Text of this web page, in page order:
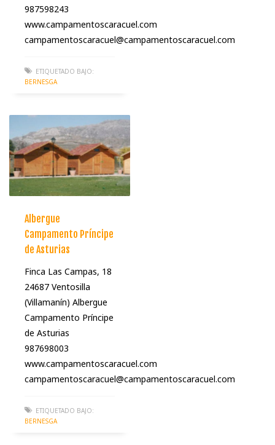
987598243
www.campamentoscaracuel.com
campamentoscaracuel@campamentoscaracuel.com
ETIQUETADO BAJO:
BERNESGA
Albergue
Campamento Príncipe
de Asturias
Finca Las Campas, 18
24687 Ventosilla
(Villamanín) Albergue
Campamento Príncipe
de Asturias
987698003
www.campamentoscaracuel.com
campamentoscaracuel@campamentoscaracuel.com
ETIQUETADO BAJO:
BERNESGA